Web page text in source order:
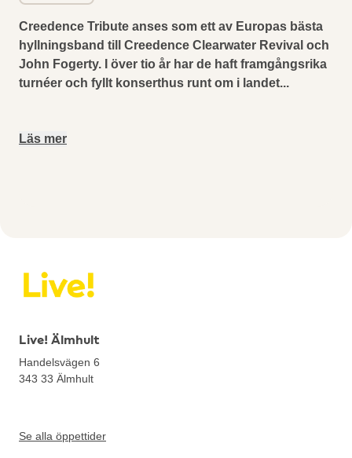
Creedence Tribute anses som ett av Europas bästa
hyllningsband till Creedence Clearwater Revival och
John Fogerty. I över tio år har de haft framgångsrika
turnéer och fyllt konserthus runt om i landet...
Läs mer
Live! Älmhult
Handelsvägen 6
343 33 Älmhult
Se alla öppettider